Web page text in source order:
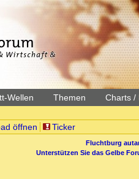
Wellen Themen Charts /
öffnen Ticker
Fluchtburg
Unterstützen Sie das Gelbe